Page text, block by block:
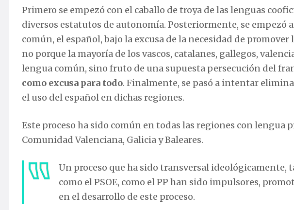
Primero se empezó con el caballo de troya de las lenguas
diversos estatutos de autonomía. Posteriormente, se empezó
común, el español, bajo la excusa de la necesidad de
no porque la mayoría de los vascos, catalanes, gallegos,
lengua común, sino fruto de una supuesta persecución del
como excusa para todo. Finalmente, se pasó a intentar
el uso del español en dichas regiones.
Este proceso ha sido común en todas las regiones con lengua
Comunidad Valenciana, Galicia y Baleares.
Un proceso que ha sido transversal ideológicamente,
como el PSOE, como el PP han sido impulsores,
en el desarrollo de este proceso.